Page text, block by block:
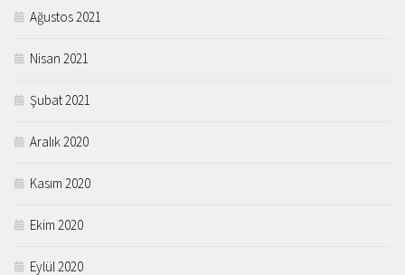
Ağustos 2021
Nisan 2021
Şubat 2021
Aralık 2020
Kasım 2020
Ekim 2020
Eylül 2020